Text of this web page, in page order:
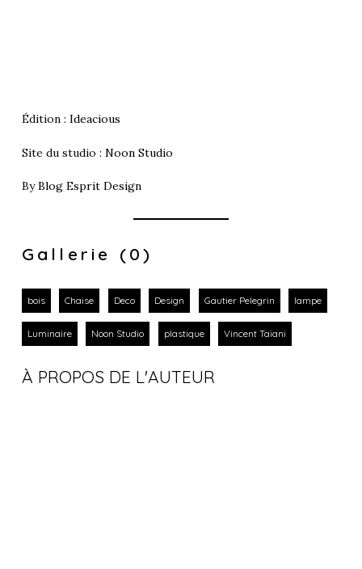
Édition : Ideacious
Site du studio : Noon Studio
ByBlog Esprit Design
Gallerie (0)
bois Chaise Deco Design Gautier Pelegrin lampe
Luminaire Noon Studio plastique Vincent Taïani
À PROPOS DE L'AUTEUR